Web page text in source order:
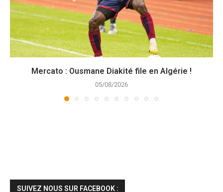
Mercato : Ousmane Diakité file en Algérie !
05/08/2026
SUIVEZ NOUS SUR FACEBOOK :